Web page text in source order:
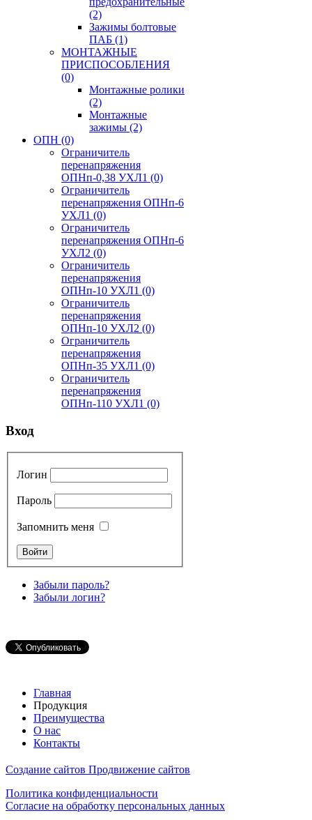
(2)
Зажимы болтовые
ПАБ (1)
МОНТАЖНЫЕ
ПРИСПОСОБЛЕНИЯ
(0)
Монтажные ролики
(2)
Монтажные
зажимы (2)
ОПН (0)
Ограничитель
перенапряжения
ОПНп-0,38 УХЛ1 (0)
Ограничитель
перенапряжения ОПНп-6
УХЛ1 (0)
Ограничитель
перенапряжения ОПНп-6
УХЛ2 (0)
Ограничитель
перенапряжения
ОПНп-10 УХЛ1 (0)
Ограничитель
перенапряжения
ОПНп-10 УХЛ2 (0)
Ограничитель
перенапряжения
ОПНп-35 УХЛ1 (0)
Ограничитель
перенапряжения
ОПНп-110 УХЛ1 (0)
Вход
Логин
Пароль
Запомнить меня
Забыли пароль?
Забыли логин?
Главная
Продукция
Преимущества
О нас
Контакты
Создание сайтов Продвижение сайтов
Политика конфиденциальности
Согласие на обработку персональных данных